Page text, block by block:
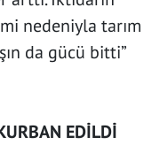
nedeniyla tarım
da gücü bitti”
EDİLDİ